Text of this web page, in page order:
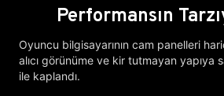
Performansın
Oyuncu bilgisayarının cam panelleri
alıcı görünüme ve kir tutmayan yapıya
ile kaplandı.